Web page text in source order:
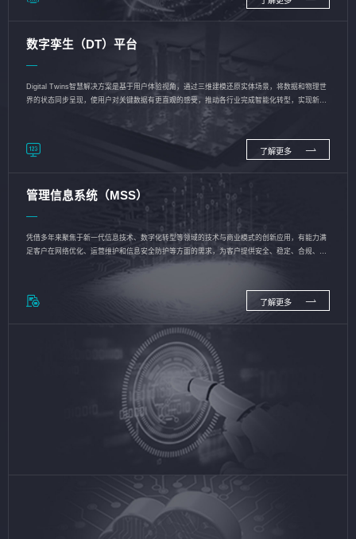
数字孪生（DT）平台
Digital Twins智慧解决方案是基于用户体验视角，通过三维建模还原实体场景，将数据和物理世
界的状态同步呈现，使用户对关键数据有更直观的感受，推动各行业完成智能化转型，实现新旧
了解更多
管理信息系统（MSS）
凭借多年来聚焦于新一代信息技术、数字化转型等领域的技术与商业模式的创新应用，有能力满
足客户在网络优化、运营维护和信息安全防护等方面的需求，为客户提供安全、稳定、合规、持
了解更多